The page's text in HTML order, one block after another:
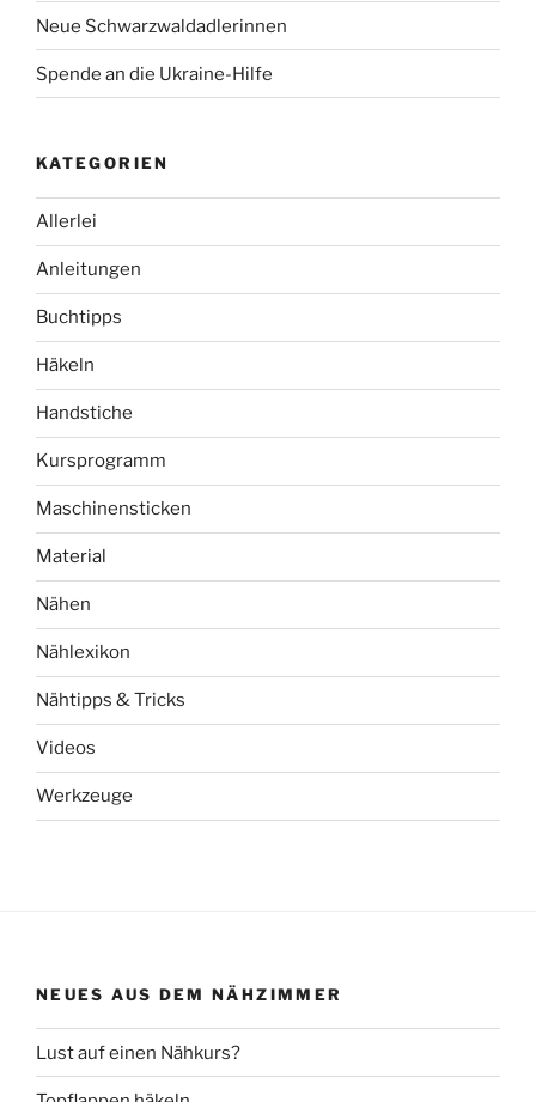
Neue Schwarzwaldadlerinnen
Spende an die Ukraine-Hilfe
KATEGORIEN
Allerlei
Anleitungen
Buchtipps
Häkeln
Handstiche
Kursprogramm
Maschinensticken
Material
Nähen
Nählexikon
Nähtipps & Tricks
Videos
Werkzeuge
NEUES AUS DEM NÄHZIMMER
Lust auf einen Nähkurs?